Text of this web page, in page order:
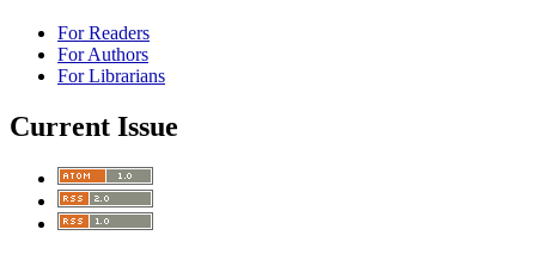
For Readers
For Authors
For Librarians
Current Issue